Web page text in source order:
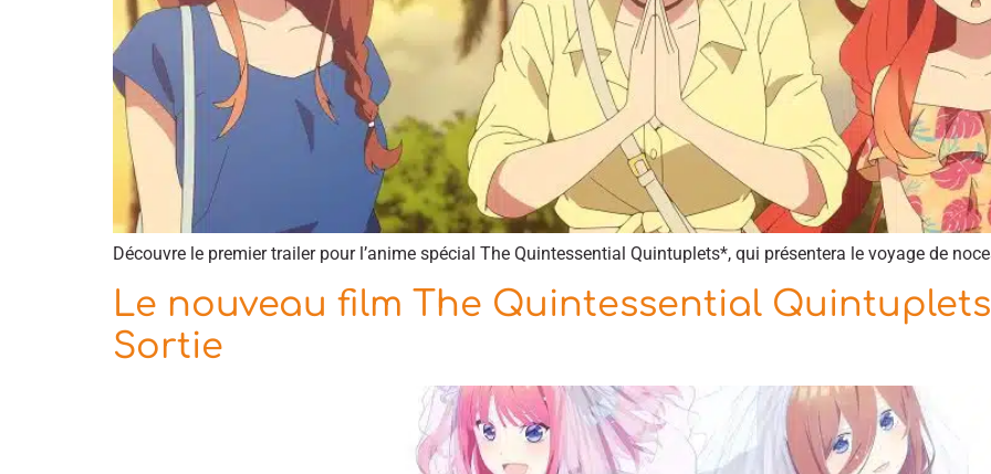
Découvre le premier trailer pour l’anime spécial The Quintessential Quintuplets*, qui présentera le voyage de
Le nouveau film The Quintessential
Sortie